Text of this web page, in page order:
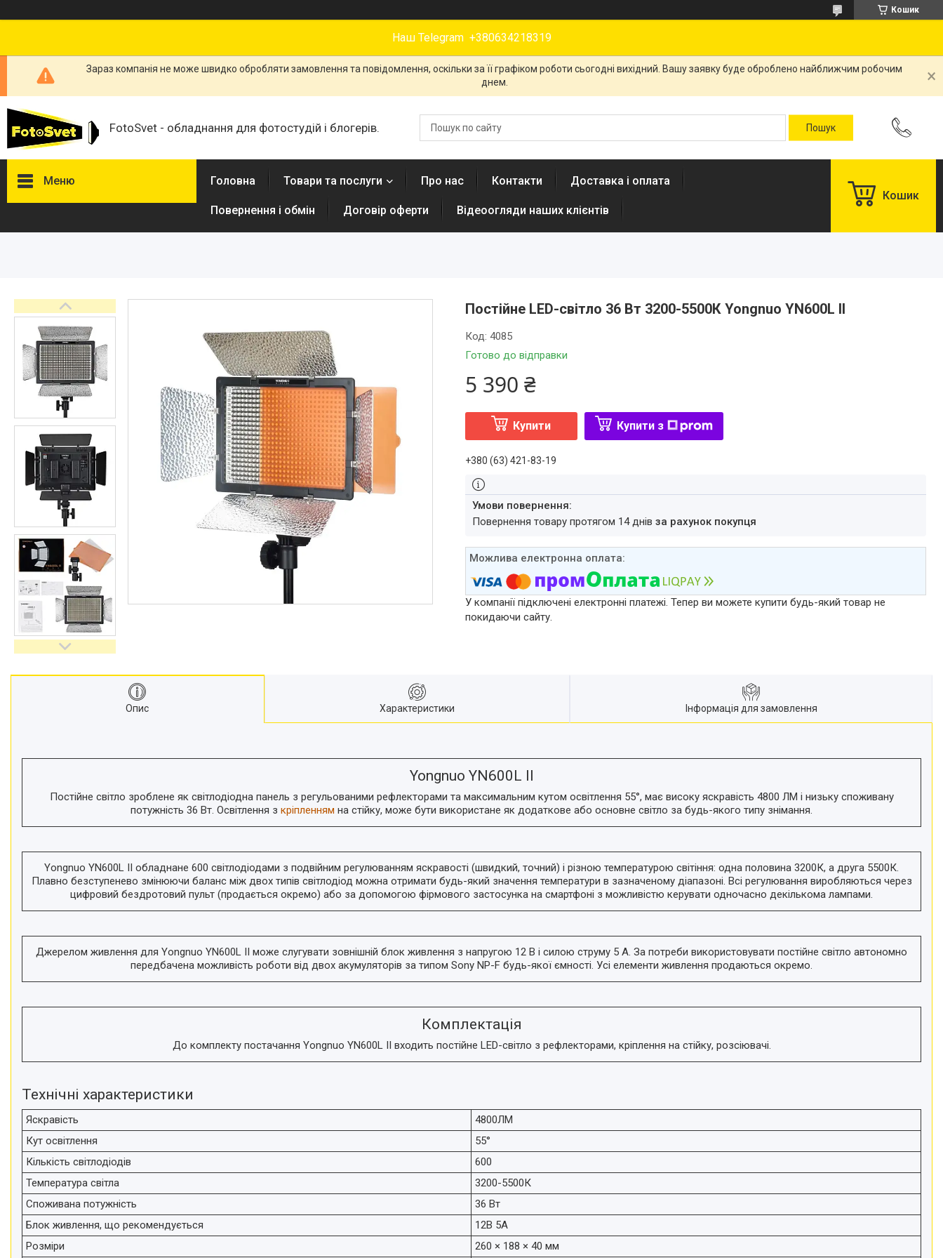
Кошик
Наш Telegram +380634218319
Зараз компанія не може швидко обробляти замовлення та повідомлення, оскільки за її графіком роботи сьогодні вихідний. Вашу заявку буде оброблено найближчим робочим
днем.
FotoSvet - обладнання для фотостудій і блогерів.
Меню
Студійні парасольки
Студійне світло
Лампи для постійного та
імпульсного світла
Набори постійного світла для
фото і відео
Набори імпульсного світла
Фото відбивачі, тримачі для
відбивачів
Поворотні столики
Все для предметної зйомки
Лайтбокси, фотобокси
Кільцеві лампи, товари для
блогерів
Світлодіодні LED-панель,
відеосвітло
Підсвічування, накамерне
світло
Штативи для фотоапаратів і
відеокамер
Стедіками, стабілізатори
Моноподи
Лінзи-об'єктиви для
Перехідники для фототехніки і
Мікрофони, стійки, пантографи
Генератори диму
Аксесуари для фото-
відеозйомки
Аксесуари для мобільних
телефонів і смартфонів
Головна Товари та послуги Про нас Контакти Доставка і оплата
Повернення і обмін Договір оферти Відеоогляди наших клієнтів
Кошик
Постійне LED-світло 36 Вт 3200-5500К Yongnuo YN600L II
Готово до відправки
Код: 4085
5 390 ₴
Купити Купити з
+380 (63) 421-83-19
повернення товару протягом 14 днів за рахунок покупця
У компанії підключені електронні платежі. Тепер ви можете купити будь-який товар не
покидаючи сайту.
Опис Характеристики Інформація для замовлення
Yongnuo YN600L II
Постійне світло зроблене як світлодіодна панель з регульованими рефлекторами та максимальним кутом освітлення 55°, має високу яскравість 4800 ЛМ і низьку споживану
потужність 36 Вт. Освітлення з кріпленням на стійку, може бути використане як додаткове або основне світло за будь-якого типу знімання.
Yongnuo YN600L II обладнане 600 світлодіодами з подвійним регулюванням яскравості (швидкий, точний) і різною температурою світіння: одна половина 3200К, а друга 5500К.
Плавно безступенево змінюючи баланс між двох типів світлодіод можна отримати будь-який значення температури в зазначеному діапазоні. Всі регулювання виробляються через
цифровий бездротовий пульт (продається окремо) або за допомогою фірмового застосунка на смартфоні з можливістю керувати одночасно декількома лампами.
Джерелом живлення для Yongnuo YN600L II може слугувати зовнішній блок живлення з напругою 12 В і силою струму 5 А. За потреби використовувати постійне світло автономно
передбачена можливість роботи від двох акумуляторів за типом Sony NP-F будь-якої ємності. Усі елементи живлення продаються окремо.
Комплектація
До комплекту постачання Yongnuo YN600L II входить постійне LED-світло з рефлекторами, кріплення на стійку, розсіювачі.
Технічні характеристики
Яскравість
4800ЛМ
Кут освітлення
55°
Кількість світлодіодів
600
Температура світла
3200-5500К
Споживана потужність
36 Вт
Блок живлення, що рекомендується
12В 5А
Розміри
260 × 188 × 40 мм